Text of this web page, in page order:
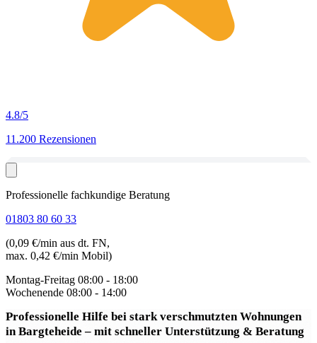
4.8/5
11.200 Rezensionen
Professionelle fachkundige Beratung
01803 80 60 33
(0,09 €/min aus dt. FN,
max. 0,42 €/min Mobil)
Montag-Freitag 08:00 - 18:00
Wochenende 08:00 - 14:00
Professionelle Hilfe bei stark verschmutzten Wohnungen
in Bargteheide– mit schneller Unterstützung & Beratung